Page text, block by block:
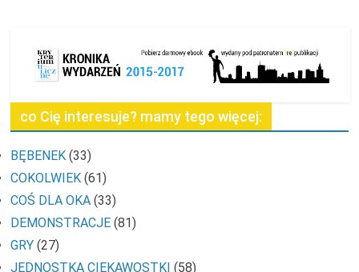
co Cię interesuje? mamy tego więcej:
BĘBENEK (33)
COKOLWIEK (61)
COŚ DLA OKA (33)
DEMONSTRACJE (81)
GRY (27)
JEDNOSTKA CIEKAWOSTKI (58)